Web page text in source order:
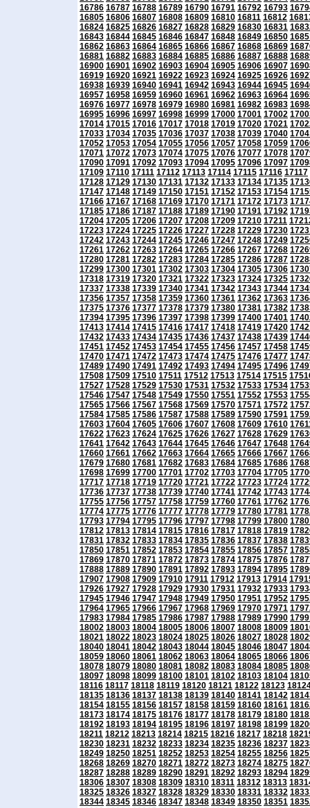
16786 16787 16788 16789 16790 16791 16792 16793
16805 16806 16807 16808 16809 16810 16811 16812
16824 16825 16826 16827 16828 16829 16830 16831
16843 16844 16845 16846 16847 16848 16849 16850
16862 16863 16864 16865 16866 16867 16868 16869
16881 16882 16883 16884 16885 16886 16887 16888
16900 16901 16902 16903 16904 16905 16906 16907
16919 16920 16921 16922 16923 16924 16925 16926
16938 16939 16940 16941 16942 16943 16944 16945
16957 16958 16959 16960 16961 16962 16963 16964
16976 16977 16978 16979 16980 16981 16982 16983
16995 16996 16997 16998 16999 17000 17001 17002
17014 17015 17016 17017 17018 17019 17020 17021
17033 17034 17035 17036 17037 17038 17039 17040
17052 17053 17054 17055 17056 17057 17058 17059
17071 17072 17073 17074 17075 17076 17077 17078
17090 17091 17092 17093 17094 17095 17096 17097
17109 17110 17111 17112 17113 17114 17115 17116 17117
17128 17129 17130 17131 17132 17133 17134 17135
17147 17148 17149 17150 17151 17152 17153 17154
17166 17167 17168 17169 17170 17171 17172 17173
17185 17186 17187 17188 17189 17190 17191 17192
17204 17205 17206 17207 17208 17209 17210 17211
17223 17224 17225 17226 17227 17228 17229 17230
17242 17243 17244 17245 17246 17247 17248 17249
17261 17262 17263 17264 17265 17266 17267 17268
17280 17281 17282 17283 17284 17285 17286 17287
17299 17300 17301 17302 17303 17304 17305 17306
17318 17319 17320 17321 17322 17323 17324 17325
17337 17338 17339 17340 17341 17342 17343 17344
17356 17357 17358 17359 17360 17361 17362 17363
17375 17376 17377 17378 17379 17380 17381 17382
17394 17395 17396 17397 17398 17399 17400 17401
17413 17414 17415 17416 17417 17418 17419 17420
17432 17433 17434 17435 17436 17437 17438 17439
17451 17452 17453 17454 17455 17456 17457 17458
17470 17471 17472 17473 17474 17475 17476 17477
17489 17490 17491 17492 17493 17494 17495 17496
17508 17509 17510 17511 17512 17513 17514 17515
17527 17528 17529 17530 17531 17532 17533 17534
17546 17547 17548 17549 17550 17551 17552 17553
17565 17566 17567 17568 17569 17570 17571 17572
17584 17585 17586 17587 17588 17589 17590 17591
17603 17604 17605 17606 17607 17608 17609 17610
17622 17623 17624 17625 17626 17627 17628 17629
17641 17642 17643 17644 17645 17646 17647 17648
17660 17661 17662 17663 17664 17665 17666 17667
17679 17680 17681 17682 17683 17684 17685 17686
17698 17699 17700 17701 17702 17703 17704 17705
17717 17718 17719 17720 17721 17722 17723 17724
17736 17737 17738 17739 17740 17741 17742 17743
17755 17756 17757 17758 17759 17760 17761 17762
17774 17775 17776 17777 17778 17779 17780 17781
17793 17794 17795 17796 17797 17798 17799 17800
17812 17813 17814 17815 17816 17817 17818 17819
17831 17832 17833 17834 17835 17836 17837 17838
17850 17851 17852 17853 17854 17855 17856 17857
17869 17870 17871 17872 17873 17874 17875 17876
17888 17889 17890 17891 17892 17893 17894 17895
17907 17908 17909 17910 17911 17912 17913 17914
17926 17927 17928 17929 17930 17931 17932 17933
17945 17946 17947 17948 17949 17950 17951 17952
17964 17965 17966 17967 17968 17969 17970 17971
17983 17984 17985 17986 17987 17988 17989 17990
18002 18003 18004 18005 18006 18007 18008 18009
18021 18022 18023 18024 18025 18026 18027 18028
18040 18041 18042 18043 18044 18045 18046 18047
18059 18060 18061 18062 18063 18064 18065 18066
18078 18079 18080 18081 18082 18083 18084 18085
18097 18098 18099 18100 18101 18102 18103 18104
18116 18117 18118 18119 18120 18121 18122 18123
18135 18136 18137 18138 18139 18140 18141 18142
18154 18155 18156 18157 18158 18159 18160 18161
18173 18174 18175 18176 18177 18178 18179 18180
18192 18193 18194 18195 18196 18197 18198 18199
18211 18212 18213 18214 18215 18216 18217 18218
18230 18231 18232 18233 18234 18235 18236 18237
18249 18250 18251 18252 18253 18254 18255 18256
18268 18269 18270 18271 18272 18273 18274 18275
18287 18288 18289 18290 18291 18292 18293 18294
18306 18307 18308 18309 18310 18311 18312 18313
18325 18326 18327 18328 18329 18330 18331 18332
18344 18345 18346 18347 18348 18349 18350 18351